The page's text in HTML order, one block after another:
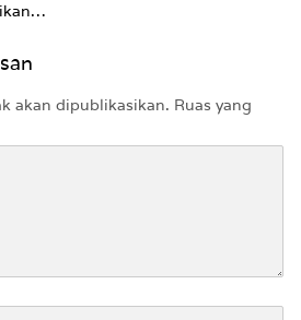
akan dipublikasikan. Ruas yang